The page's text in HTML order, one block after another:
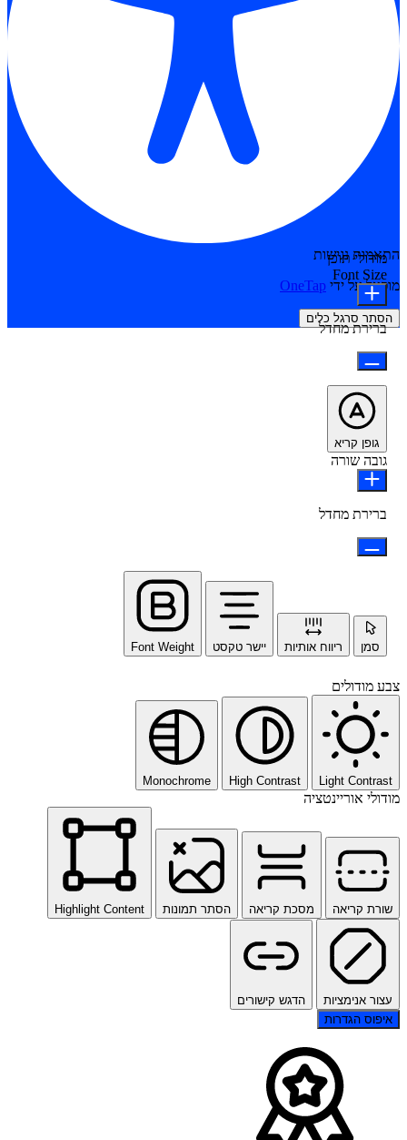
התאמות נגישות
מופעל על ידי OneTap
הסתר סרגל כלים
מודולי תוכן
Font Size
ברירת מחדל
גופן קריא
גובה שורה
ברירת מחדל
סמן ריווח אותיות יישר טקסט Font Weight
צבע מודולים
Light Contrast
High Contrast
Monochrome
מודולי אוריינטציה
שורת קריאה מסכת קריאה הסתר תמונות Highlight Content
עצור אנימציות
הדגש קישורים
איפוס הגדרות